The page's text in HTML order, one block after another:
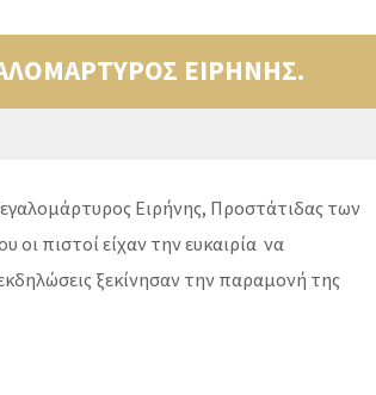
ΕΙΡΗΝΗΣ.
Ειρήνης, Προστάτιδας των
πιστοί είχαν την ευκαιρία να
ξεκίνησαν την παραμονή της